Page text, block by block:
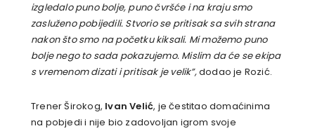
izgledalo puno bolje, puno čvršće i na kraju smo
zasluženo pobijedili. Stvorio se pritisak sa svih strana
nakon što smo na početku kiksali. Mi možemo puno
bolje nego to sada pokazujemo. Mislim da će se ekipa
s vremenom dizati i pritisak je velik”,dodao je Rozić.
Trener Širokog, Ivan Velić, je čestitao domaćinima
na pobjedi i nije bio zadovoljan igrom svoje